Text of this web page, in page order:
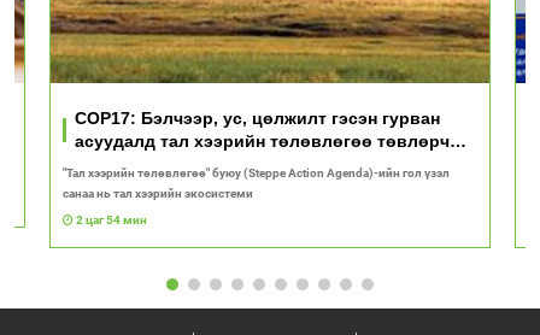
COP17: Бэлчээр, ус, цөлжилт гэсэн гурван
асуудалд тал хээрийн төлөвлөгөө төвлөрч
байна
"Тал хээрийн төлөвлөгөө" буюу (Steppe Action Agenda)-ийн гол үзэл
санаа нь тал хээрийн экосистеми
2 цаг 54 мин